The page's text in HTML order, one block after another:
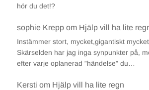
hör du det!?
sophie Kreppom Hjälp vill ha lite
Instämmer stort, mycket,gigantiskt
Skärselden har jag inga synpunkter på,
efter varje oplanerad ”händelse” du…
Kersti om Hjälp vill ha lite regn